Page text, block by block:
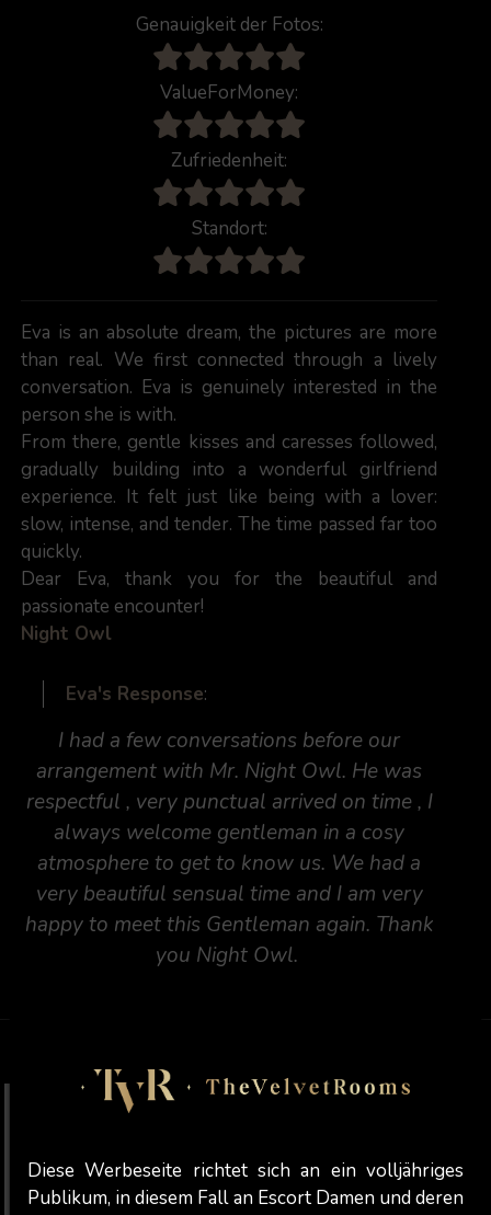
Genauigkeit der Fotos:
ValueForMoney:
Zufriedenheit:
Standort:
Eva is an absolute dream, the pictures are more
than real. We first connected through a lively
conversation. Eva is genuinely interested in the
person she is with.
From there, gentle kisses and caresses followed,
gradually building into a wonderful girlfriend
experience. It felt just like being with a lover:
slow, intense, and tender. The time passed far too
quickly.
Dear Eva, thank you for the beautiful and
passionate encounter!
Night Owl
Eva's Response:
I had a few conversations before our
arrangement with Mr. Night Owl. He was
respectful , very punctual arrived on time , I
always welcome gentleman in a cosy
atmosphere to get to know us. We had a
very beautiful sensual time and I am very
happy to meet this Gentleman again. Thank
you Night Owl.
Diese Werbeseite richtet sich an ein volljähriges
Publikum, in diesem Fall an Escort Damen und deren